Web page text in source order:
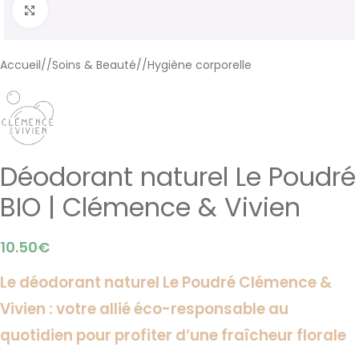
Accueil/ Soins & Beauté/ Hygiène corporelle
Déodorant naturel Le Poudré
BIO | Clémence & Vivien
10.50€
Le déodorant naturel Le Poudré Clémence &
Vivien : votre allié éco-responsable au
quotidien pour profiter d’une fraîcheur florale